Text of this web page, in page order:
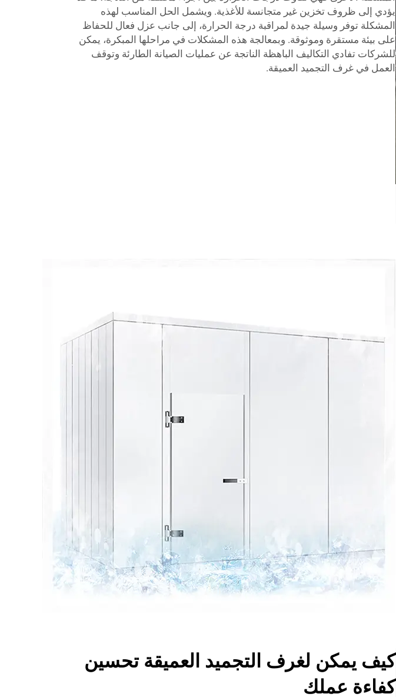
يؤدي إلى ظروف تخزين غير متجانسة للأغذية. ويشمل الحل المناسب لهذه
المشكلة توفر وسيلة جيدة لمراقبة درجة الحرارة، إلى جانب عزل فعال للحفاظ
على بيئة مستقرة وموثوقة. وبمعالجة هذه المشكلات في مراحلها المبكرة، يمكن
للشركات تفادي التكاليف الباهظة الناتجة عن عمليات الصيانة الطارئة وتوقف
العمل في غرف التجميد العميقة.
كيف يمكن لغرف التجميد العميقة تحسين
كفاءة عملك